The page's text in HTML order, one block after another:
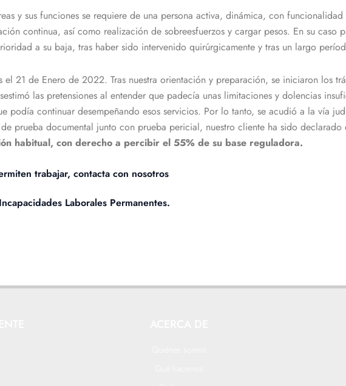
y sus funciones se requiere de una persona activa, dinámica, con
continua, así como realización de sobreesfuerzos y cargar pesos. En su caso
a su baja, tras haber sido intervenido quirúrgicamente y tras un largo
el 21 de Enero de 2022. Tras nuestra orientación y preparación, se iniciaron los
las pretensiones al entender que padecía unas limitaciones y dolencias
podía continuar desempeñando esos servicios. Por lo tanto, se acudió a la vía
prueba documental junto con prueba pericial, nuestro cliente ha sido declarado
habitual, con derecho a percibir el 55% de su base reguladora.
trabajar, contacta con nosotros
Laborales Permanentes.